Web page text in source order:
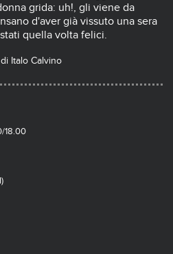
grida: uh!, gli viene da
d'aver già vissuto una sera
quella volta felici.
Italo Calvino
18.00